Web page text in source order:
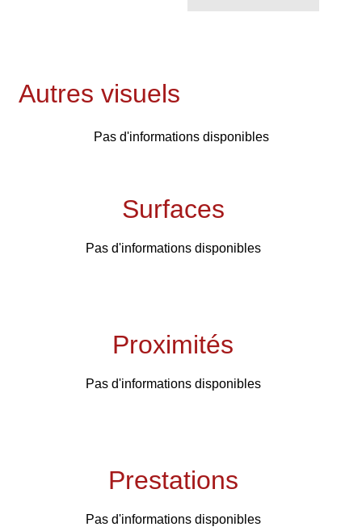
Autres visuels
Pas d'informations disponibles
Surfaces
Pas d'informations disponibles
Proximités
Pas d'informations disponibles
Prestations
Pas d'informations disponibles